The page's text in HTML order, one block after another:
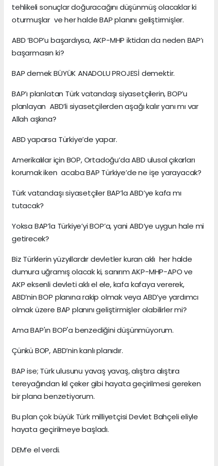
tehlikeli sonuçlar doğuracağını düşünmüş olacaklar ki
oturmuşlar ve her halde BAP planını geliştirmişler.
ABD ‘BOP’u başardıysa, AKP-MHP iktidarı da neden BAP’ı
başarmasın ki?
BAP demek BÜYÜK ANADOLU PROJESİ demektir.
BAP’ı planlatan Türk vatandaşı siyasetçilerin, BOP’u
planlayan ABD’li siyasetçilerden aşağı kalır yanı mı var
Allah aşkına?
ABD yaparsa Türkiye’de yapar.
Amerikalılar için BOP, Ortadoğu’da ABD ulusal çıkarları
korumak iken acaba BAP Türkiye’de ne işe yarayacak?
Türk vatandaşı siyasetçiler BAP’la ABD’ye kafa mı
tutacak?
Yoksa BAP’la Türkiye’yi BOP’a, yani ABD’ye uygun hale mi
getirecek?
Biz Türklerin yüzyıllardır devletler kuran aklı her halde
dumura uğramış olacak ki, sanırım AKP-MHP-APO ve
AKP eksenli devleti aklı el ele, kafa kafaya vererek,
ABD’nin BOP planına rakip olmak veya ABD’ye yardımcı
olmak üzere BAP planını geliştirmişler olabilirler mi?
Ama BAP'ın BOP'a benzediğini düşünmüyorum.
Çünkü BOP, ABD’nin kanlı planıdır.
BAP ise; Türk ulusunu yavaş yavaş, alıştıra alıştıra
tereyağından kıl çeker gibi hayata geçirilmesi gereken
bir plana benzetiyorum.
Bu plan çok büyük Türk milliyetçisi Devlet Bahçeli eliyle
hayata geçirilmeye başladı.
DEM’e el verdi.